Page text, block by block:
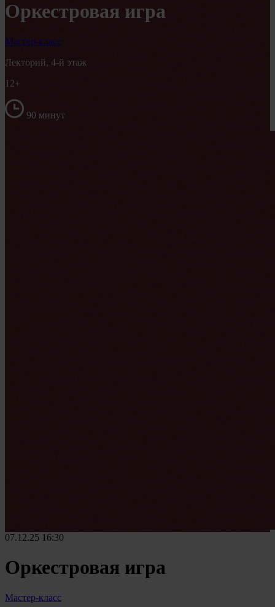
Оркестровая игра
Мастер-класс
Лекторий, 4-й этаж
12+
90 минут
07.12.25 16:30
Оркестровая игра
Мастер-класс